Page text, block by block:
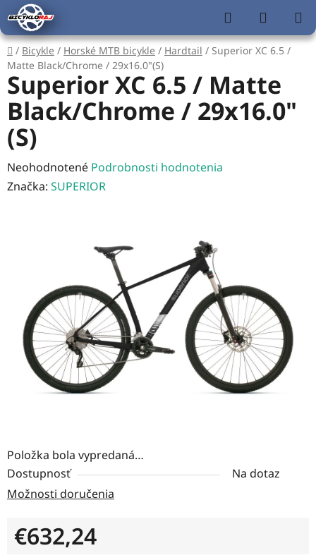
Prejsť
na
obsah
Hľadať
KOŠÍK
Domov
/ Bicykle / Horské MTB bicykle / Hardtail / Superior XC 6.5 /
Matte Black/Chrome / 29x16.0"(S)
Položka bola vypredaná…
Dostupnosť
Na dotaz
Možnosti doručenia
€632,24
Superior XC 6.5 / Matte
Black/Chrome / 29x16.0"
(S)
Priemerné
hodnotenie
hviezdičiek.
Neohodnotené Podrobnosti hodnotenia
Značka: SUPERIOR